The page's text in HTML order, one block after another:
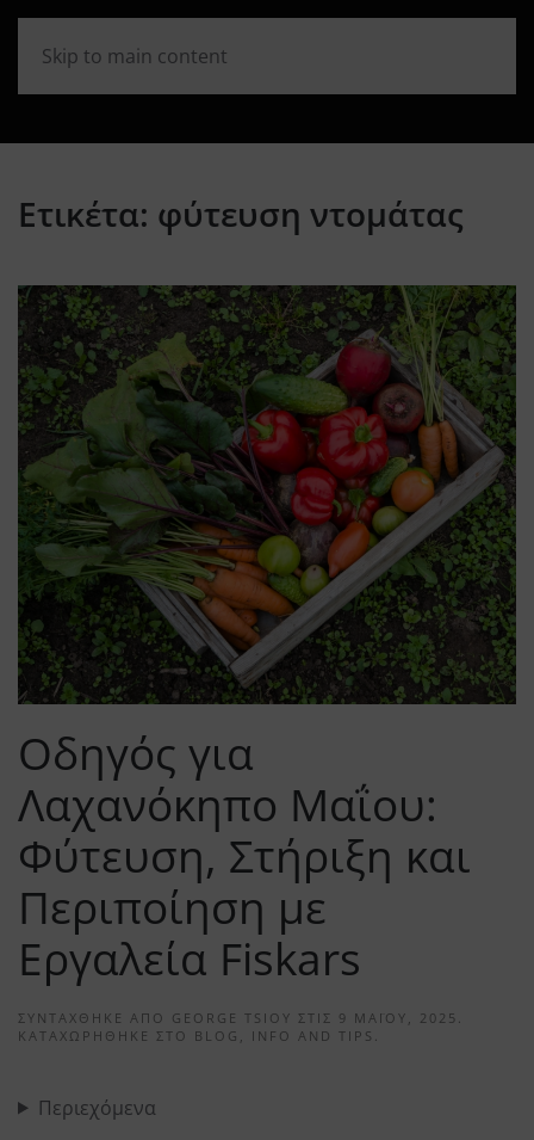
Skip to main content
Ετικέτα: φύτευση ντομάτας
Οδηγός για
Λαχανόκηπο Μαΐου:
Φύτευση, Στήριξη και
Περιποίηση με
Εργαλεία Fiskars
ΣΥΝΤΆΧΘΗΚΕ ΑΠΌ GEORGE TSIOY ΣΤΙΣ 9 ΜΑΪ́ΟΥ, 2025
ΚΑΤΑΧΩΡΉΘΗΚΕ ΣΤΟ BLOG INFO AND TIPS
Περιεχόμενα